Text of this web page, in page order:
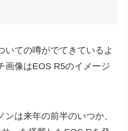
いての噂がでてきているよ
画像はEOS R5のイメージ
は来年の前半のいつか、